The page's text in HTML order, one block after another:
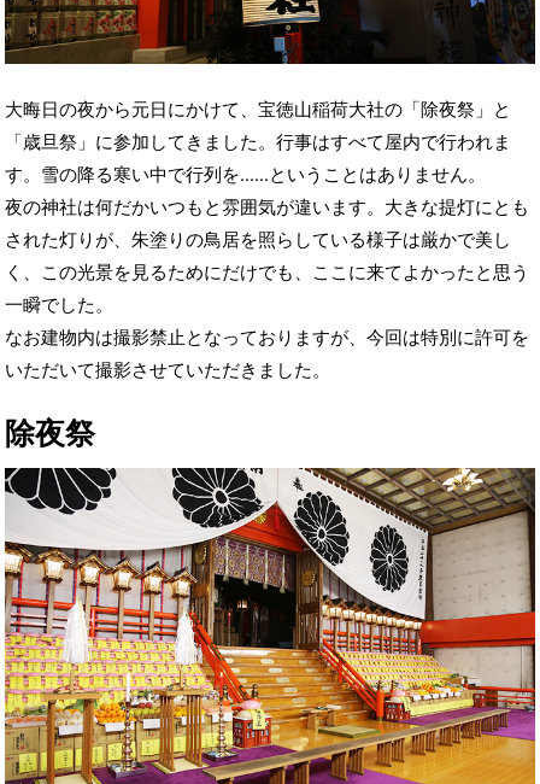
大晦日の夜から元日にかけて、宝徳山稲荷大社の「除夜祭」と
「歳旦祭」に参加してきました。行事はすべて屋内で行われま
す。雪の降る寒い中で行列を……ということはありません。
夜の神社は何だかいつもと雰囲気が違います。大きな提灯にとも
された灯りが、朱塗りの鳥居を照らしている様子は厳かで美し
く、この光景を見るためにだけでも、ここに来てよかったと思う
一瞬でした。
なお建物内は撮影禁止となっておりますが、今回は特別に許可を
いただいて撮影させていただきました。
除夜祭